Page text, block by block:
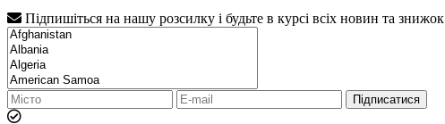
Підпишіться на нашу розсилку і будьте в курсі всіх новин та знижок
Підписатися